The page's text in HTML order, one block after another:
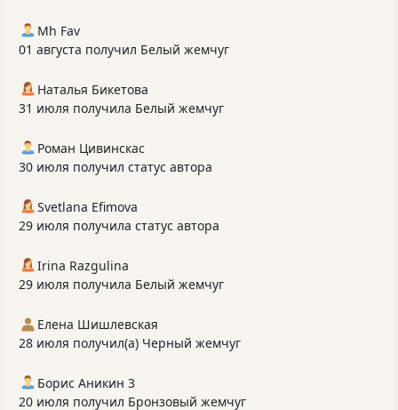
Mh Fav
01 августа получил Белый жемчуг
Наталья Бикетова
31 июля получила Белый жемчуг
Роман Цивинскас
30 июля получил статус автора
Svetlana Efimova
29 июля получила статус автора
Irina Razgulina
29 июля получила Белый жемчуг
Елена Шишлевская
28 июля получил(а) Черный жемчуг
Борис Аникин 3
20 июля получил Бронзовый жемчуг